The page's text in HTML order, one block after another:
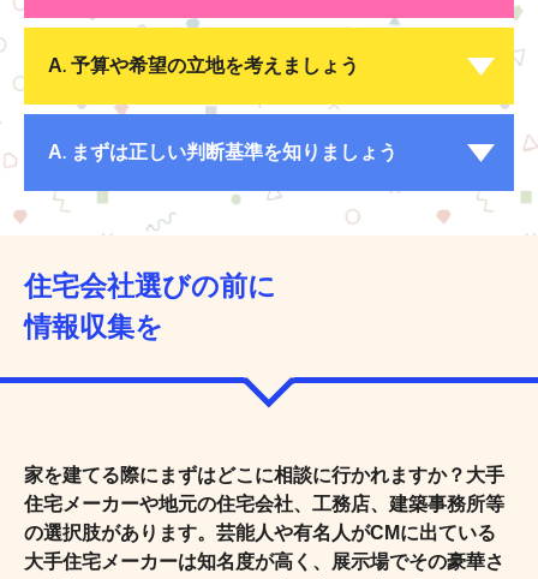
A. 予算や希望の立地を考えましょう
A. まずは正しい判断基準を知りましょう
住宅会社選びの前に
情報収集を
家を建てる際にまずはどこに相談に行かれますか？大手
住宅メーカーや地元の住宅会社、工務店、建築事務所等
の選択肢があります。芸能人や有名人がCMに出ている
大手住宅メーカーは知名度が高く、展示場でその豪華さ